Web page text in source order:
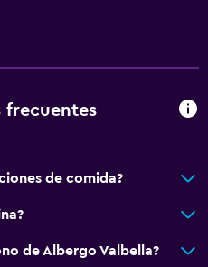
frecuentes
de comida?
de Albergo Valbella?